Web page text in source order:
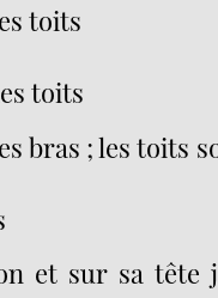
toits
toits
bras ; les toits
et sur sa tête